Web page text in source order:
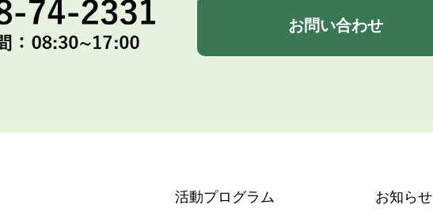
お問い合わせ
活動プログラム お知らせ